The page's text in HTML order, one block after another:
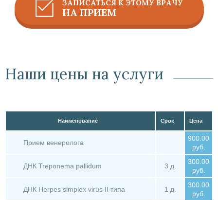
ЗАПИСАТЬСЯ К ЭТОМУ ВРАЧУ
НА ПРИЕМ
Наши цены на услуги
Наименование Срок Цена
Прием венеролога
900.00
руб.
ДНК Treponema pallidum 3 д.
300.00
руб.
ДНК Herpes simplex virus II типа 1 д.
300.00
руб.